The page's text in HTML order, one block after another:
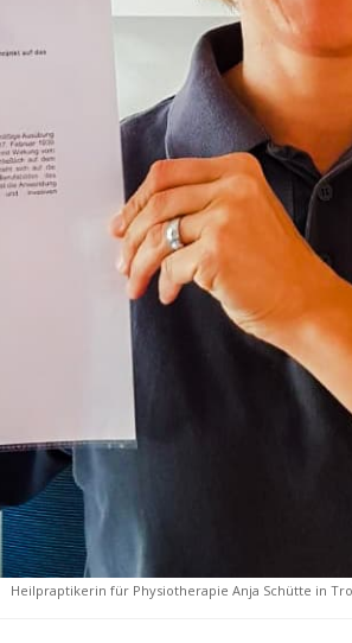
Heilpraptikerin für Physiotherapie Anja Schütte in